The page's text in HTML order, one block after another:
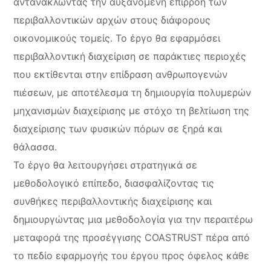
περιβαλλοντικών αρχών στους διάφορους
οικονομικούς τομείς. Το έργο θα εφαρμόσει
περιβαλλοντική διαχείριση σε παράκτιες περιοχές
που εκτίθενται στην επίδραση ανθρωπογενών
πιέσεων, με αποτέλεσμα τη δημιουργία πολυμερών
μηχανισμών διαχείρισης με στόχο τη βελτίωση της
διαχείρισης των φυσικών πόρων σε ξηρά και
θάλασσα.
Το έργο θα λειτουργήσει στρατηγικά σε
μεθοδολογικό επίπεδο, διασφαλίζοντας τις
συνθήκες περιβαλλοντικής διαχείρισης και
δημιουργώντας μια μεθοδολογία για την περαιτέρω
μεταφορά της προσέγγισης COASTRUST πέρα από
το πεδίο εφαρμογής του έργου προς όφελος κάθε